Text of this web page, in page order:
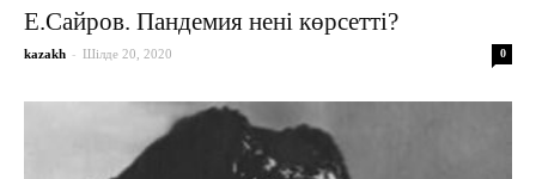
Е.Сайров. Пандемия нені көрсетті?
kazakh - Шілде 20, 2020 0